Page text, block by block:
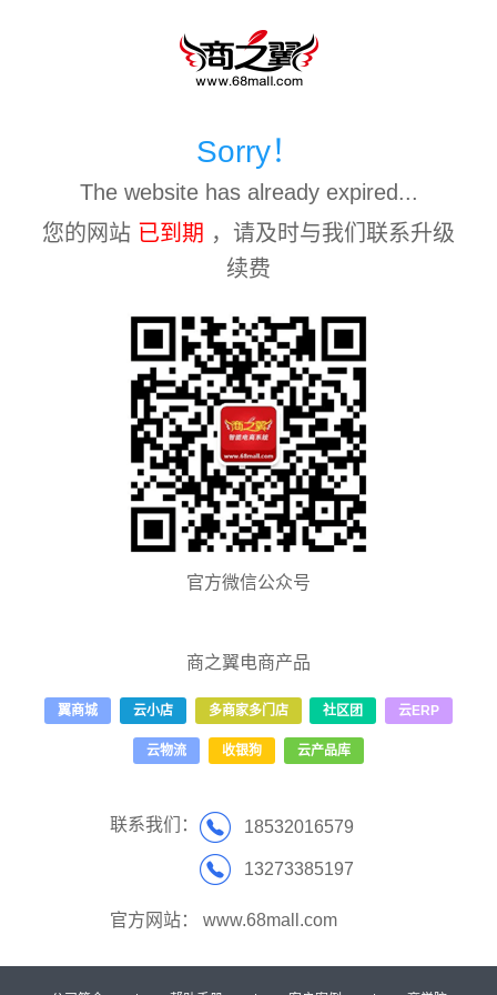
Sorry！
The website has already expired...
您的网站 已到期 ，请及时与我们联系升级
续费
官方微信公众号
商之翼电商产品
翼商城 云小店 多商家多门店 社区团 云ERP
云物流 收银狗 云产品库
联系我们： 18532016579
13273385197
官方网站： www.68mall.com